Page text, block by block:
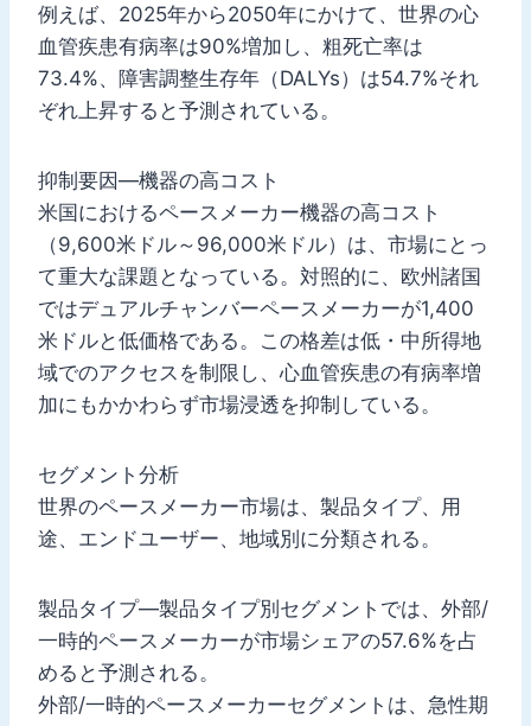
例えば、2025年から2050年にかけて、世界の心
血管疾患有病率は90%増加し、粗死亡率は
73.4%、障害調整生存年（DALYs）は54.7%それ
ぞれ上昇すると予測されている。
抑制要因—機器の高コスト
米国におけるペースメーカー機器の高コスト
（9,600米ドル～96,000米ドル）は、市場にとっ
て重大な課題となっている。対照的に、欧州諸国
ではデュアルチャンバーペースメーカーが1,400
米ドルと低価格である。この格差は低・中所得地
域でのアクセスを制限し、心血管疾患の有病率増
加にもかかわらず市場浸透を抑制している。
セグメント分析
世界のペースメーカー市場は、製品タイプ、用
途、エンドユーザー、地域別に分類される。
製品タイプ—製品タイプ別セグメントでは、外部/
一時的ペースメーカーが市場シェアの57.6%を占
めると予測される。
外部/一時的ペースメーカーセグメントは、急性期